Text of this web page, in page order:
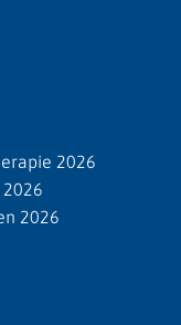
2026
2026